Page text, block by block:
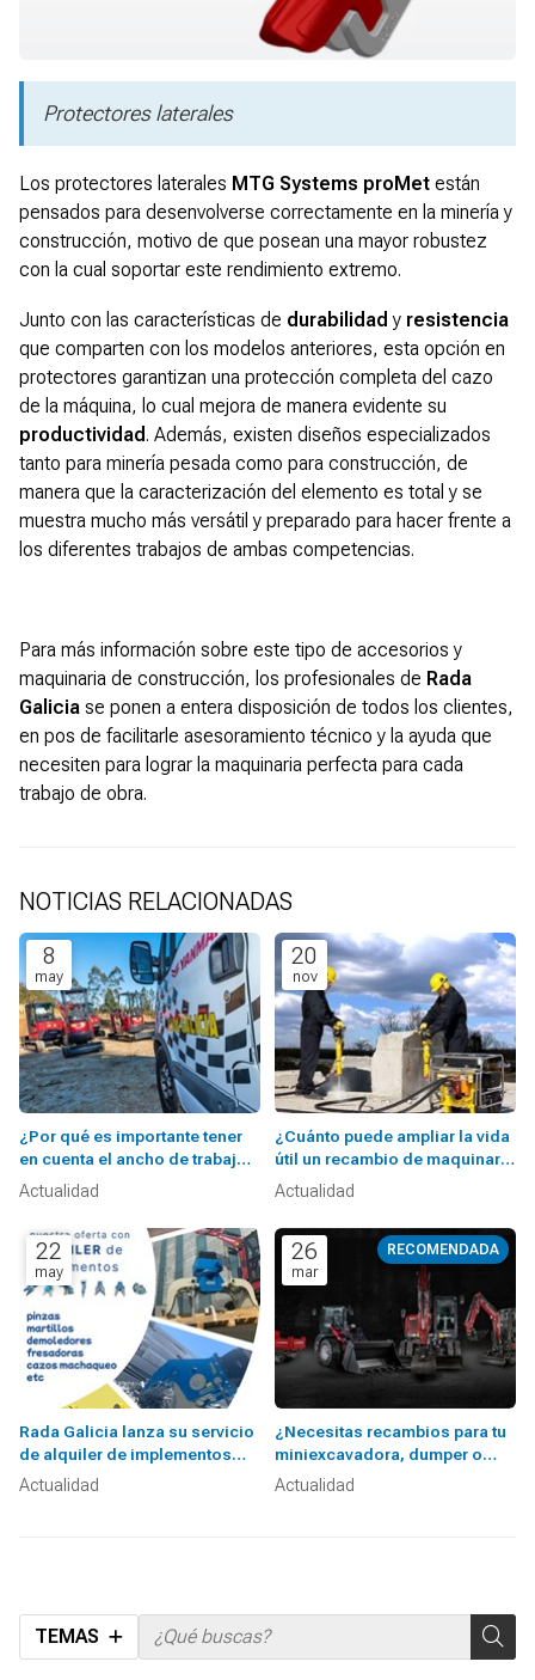
TEMAS
Protectores laterales
Los protectores laterales MTG Systems proMet están
pensados para desenvolverse correctamente en la minería y
construcción, motivo de que posean una mayor robustez
con la cual soportar este rendimiento extremo.
Junto con las características de durabilidad y resistencia
que comparten con los modelos anteriores, esta opción en
protectores garantizan una protección completa del cazo
de la máquina, lo cual mejora de manera evidente su
productividad . Además, existen diseños especializados
tanto para minería pesada como para construcción, de
manera que la caracterización del elemento es total y se
muestra mucho más versátil y preparado para hacer frente a
los diferentes trabajos de ambas competencias.
Para más información sobre este tipo de accesorios y
maquinaria de construcción, los profesionales de Rada
Galicia se ponen a entera disposición de todos los clientes,
en pos de facilitarle asesoramiento técnico y la ayuda que
necesiten para lograr la maquinaria perfecta para cada
trabajo de obra.
NOTICIAS RELACIONADAS
8
may
¿Por qué es importante tener
en cuenta el ancho de trabajo a
la hora de elegir maquinaria?
Actualidad
20
nov
¿Cuánto puede ampliar la vida
útil un recambio de maquinaria
de obra?
Actualidad
22
may
Rada Galicia lanza su servicio
de alquiler de implementos
hidráulicos
Actualidad
26
mar
¿Necesitas recambios para tu
miniexcavadora, dumper o
cargadora Yanmar?
Actualidad